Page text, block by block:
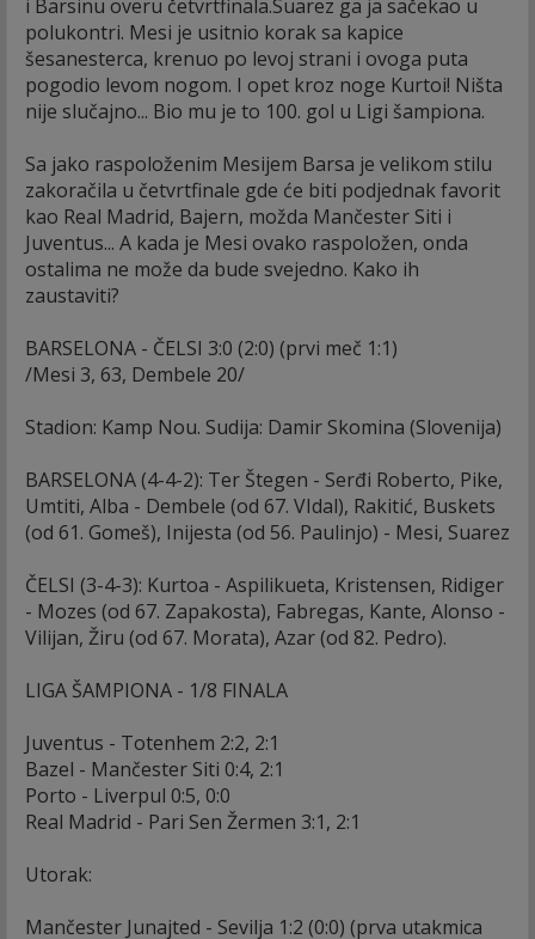
i Barsinu overu četvrtfinala.Suarez ga ja sačekao u
polukontri. Mesi je usitnio korak sa kapice
šesanesterca, krenuo po levoj strani i ovoga puta
pogodio levom nogom. I opet kroz noge Kurtoi! Ništa
nije slučajno... Bio mu je to 100. gol u Ligi šampiona.
Sa jako raspoloženim Mesijem Barsa je velikom stilu
zakoračila u četvrtfinale gde će biti podjednak favorit
kao Real Madrid, Bajern, možda Mančester Siti i
Juventus... A kada je Mesi ovako raspoložen, onda
ostalima ne može da bude svejedno. Kako ih
zaustaviti?
BARSELONA - ČELSI 3:0 (2:0) (prvi meč 1:1)
/Mesi 3, 63, Dembele 20/
Stadion: Kamp Nou. Sudija: Damir Skomina (Slovenija)
BARSELONA (4-4-2): Ter Štegen - Serđi Roberto, Pike,
Umtiti, Alba - Dembele (od 67. VIdal), Rakitić, Buskets
(od 61. Gomeš), Inijesta (od 56. Paulinjo) - Mesi, Suarez
ČELSI (3-4-3): Kurtoa - Aspilikueta, Kristensen, Ridiger
- Mozes (od 67. Zapakosta), Fabregas, Kante, Alonso -
Vilijan, Žiru (od 67. Morata), Azar (od 82. Pedro).
LIGA ŠAMPIONA - 1/8 FINALA
Juventus - Totenhem 2:2, 2:1
Bazel - Mančester Siti 0:4, 2:1
Porto - Liverpul 0:5, 0:0
Real Madrid - Pari Sen Žermen 3:1, 2:1
Utorak:
Mančester Junajted - Sevilja 1:2 (0:0) (prva utakmica